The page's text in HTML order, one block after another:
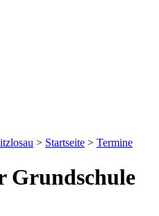
> Startseite > Termine
Grundschule